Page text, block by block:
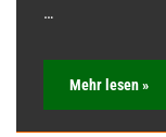
…
Mehr lesen »